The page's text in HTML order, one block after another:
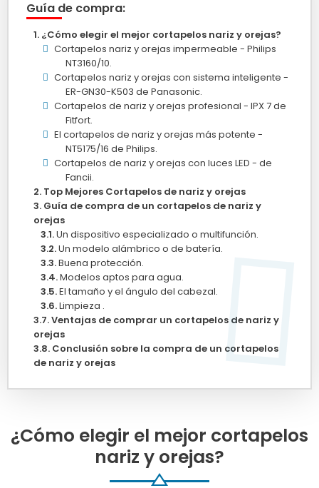
Guía de compra:
¿Cómo elegir el mejor cortapelos nariz y orejas?
Cortapelos nariz y orejas impermeable - Philips
NT3160/10.
Cortapelos nariz y orejas con sistema inteligente -
ER-GN30-K503 de Panasonic.
Cortapelos de nariz y orejas profesional - IPX 7 de
Fitfort.
El cortapelos de nariz y orejas más potente -
NT5175/16 de Philips.
Cortapelos de nariz y orejas con luces LED - de
Fancii.
Top Mejores Cortapelos de nariz y orejas
Guía de compra de un cortapelos de nariz y
orejas
Un dispositivo especializado o multifunción.
Un modelo alámbrico o de batería.
Buena protección.
Modelos aptos para agua.
El tamaño y el ángulo del cabezal.
Limpieza .
Ventajas de comprar un cortapelos de nariz y
orejas
Conclusión sobre la compra de un cortapelos
de nariz y orejas
¿Cómo elegir el mejor cortapelos
nariz y orejas?